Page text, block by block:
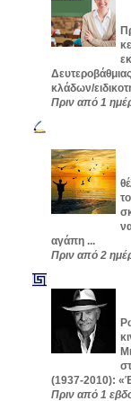
κλάδων/
Πριν από 1
αγάπη ...
Πριν από 2
(1937-2010):
Πριν από 1